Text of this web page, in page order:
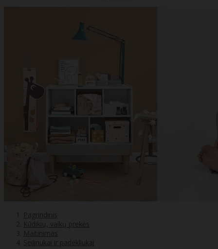
Pagrindinis
Kūdikių, vaikų prekės
Maitinimas
Seilinukai ir padėkliukai